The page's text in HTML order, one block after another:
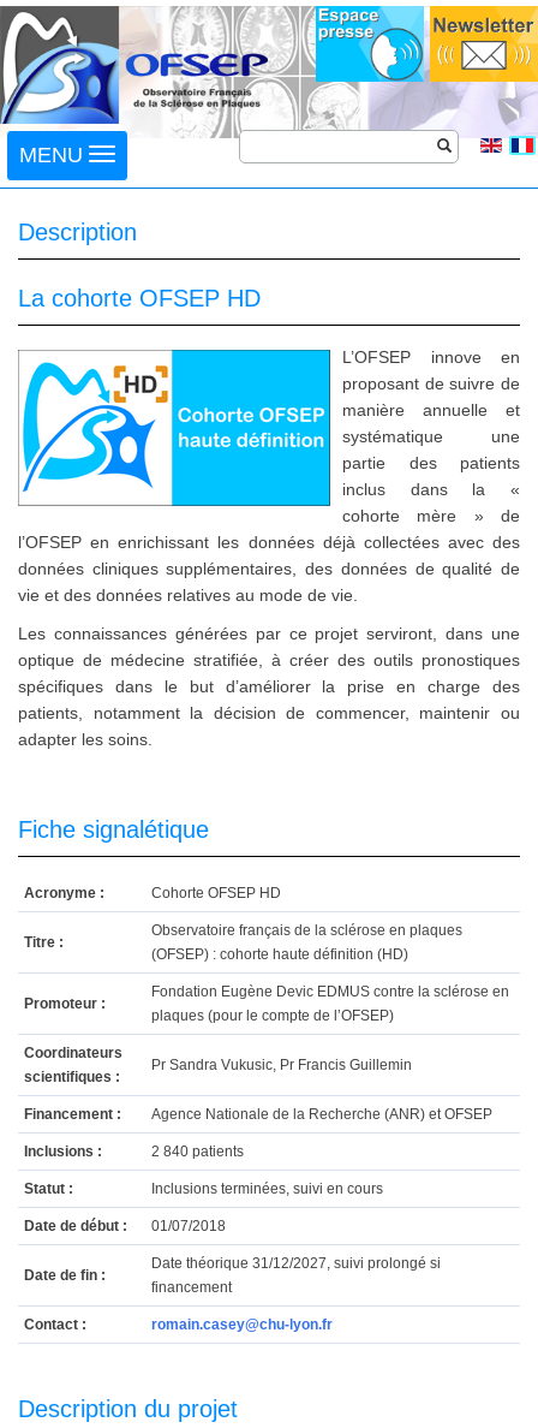
Toggle
navigation
MENU
Description
La cohorte OFSEP HD
L’OFSEP innove en
proposant de suivre de
manière annuelle et
systématique une
partie des patients
inclus dans la «
cohorte mère » de
l’OFSEP en enrichissant les données déjà collectées avec des
données cliniques supplémentaires, des données de qualité de
vie et des données relatives au mode de vie.
Les connaissances générées par ce projet serviront, dans une
optique de médecine stratifiée, à créer des outils pronostiques
spécifiques dans le but d’améliorer la prise en charge des
patients, notamment la décision de commencer, maintenir ou
adapter les soins.
Fiche signalétique
Acronyme : Cohorte OFSEP HD
Titre :
Observatoire français de la sclérose en plaques
(OFSEP) : cohorte haute définition (HD)
Promoteur :
Fondation Eugène Devic EDMUS contre la sclérose en
plaques (pour le compte de l’OFSEP)
Coordinateurs
scientifiques :
Pr Sandra Vukusic, Pr Francis Guillemin
Financement : Agence Nationale de la Recherche (ANR) et OFSEP
Inclusions : 2 840 patients
Statut : Inclusions terminées, suivi en cours
Date de début : 01/07/2018
Date de fin :
Date théorique 31/12/2027, suivi prolongé si
financement
Contact : romain.casey@chu-lyon.fr
Description du projet